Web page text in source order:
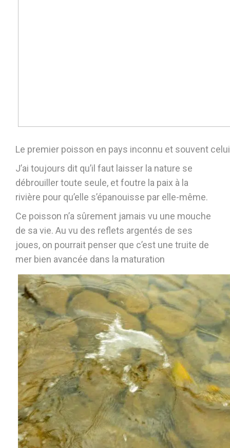
Le premier poisson en pays inconnu et souvent
J’ai toujours dit qu’il faut laisser la nature se
débrouiller toute seule, et foutre la paix à la
rivière pour qu’elle s’épanouisse par elle-même.
Ce poisson n’a sûrement jamais vu une mouche
de sa vie. Au vu des reflets argentés de ses
joues, on pourrait penser que c’est une truite de
mer bien avancée dans la maturation